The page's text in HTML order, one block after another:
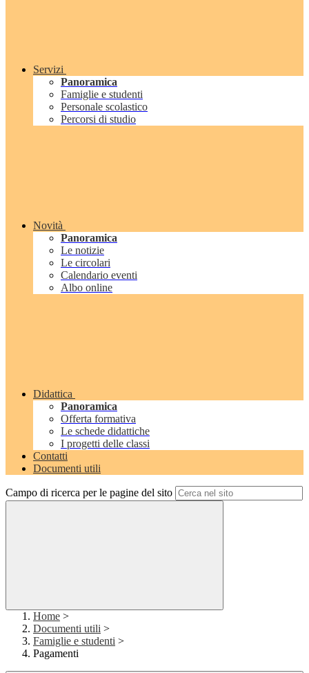
Servizi
Panoramica
Famiglie e studenti
Personale scolastico
Percorsi di studio
Novità
Panoramica
Le notizie
Le circolari
Calendario eventi
Albo online
Didattica
Panoramica
Offerta formativa
Le schede didattiche
I progetti delle classi
Contatti
Documenti utili
Campo di ricerca per le pagine del sito
Home >
Documenti utili >
Famiglie e studenti >
Pagamenti